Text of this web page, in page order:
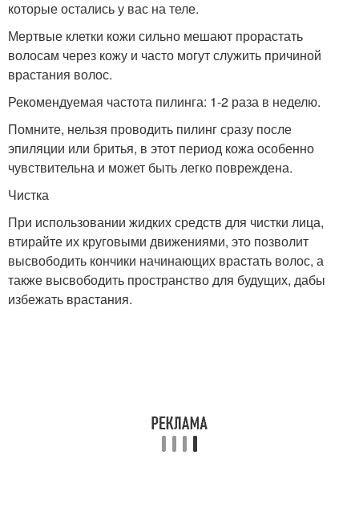
которые остались у вас на теле.
Мертвые клетки кожи сильно мешают прорастать
волосам через кожу и часто могут служить причиной
врастания волос.
Рекомендуемая частота пилинга: 1-2 раза в неделю.
Помните, нельзя проводить пилинг сразу после
эпиляции или бритья, в этот период кожа особенно
чувствительна и может быть легко повреждена.
Чистка
При использовании жидких средств для чистки лица,
втирайте их круговыми движениями, это позволит
высвободить кончики начинающих врастать волос, а
также высвободить пространство для будущих, дабы
избежать врастания.